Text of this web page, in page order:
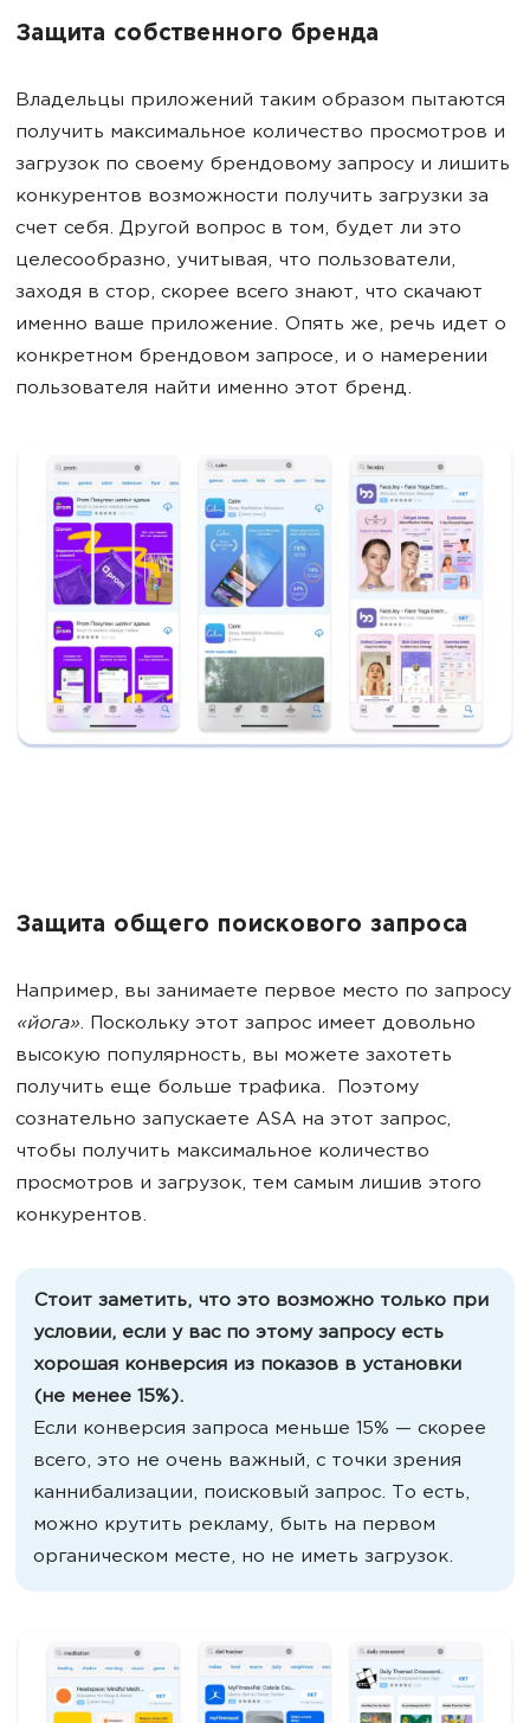
Защита собственного бренда
Владельцы приложений таким образом пытаются
получить максимальное количество просмотров и
загрузок по своему брендовому запросу и лишить
конкурентов возможности получить загрузки за
счет себя. Другой вопрос в том, будет ли это
целесообразно, учитывая, что пользователи,
заходя в стор, скорее всего знают, что скачают
именно ваше приложение. Опять же, речь идет о
конкретном брендовом запросе, и о намерении
пользователя найти именно этот бренд.
Защита общего поискового запроса
Например, вы занимаете первое место по запросу
«йога». Поскольку этот запрос имеет довольно
высокую популярность, вы можете захотеть
получить еще больше трафика. Поэтому
сознательно запускаете ASA на этот запрос,
чтобы получить максимальное количество
просмотров и загрузок, тем самым лишив этого
конкурентов.
Стоит заметить, что это возможно только при
условии, если у вас по этому запросу есть
хорошая конверсия из показов в установки
(не менее 15%).
Если конверсия запроса меньше 15% — скорее
всего, это не очень важный, с точки зрения
каннибализации, поисковый запрос. То есть,
можно крутить рекламу, быть на первом
органическом месте, но не иметь загрузок.